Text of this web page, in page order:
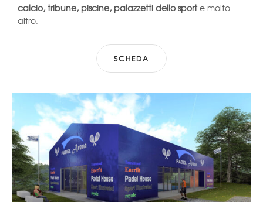
calcio, tribune, piscine, palazzetti dello sporte molto
altro.
SCHEDA